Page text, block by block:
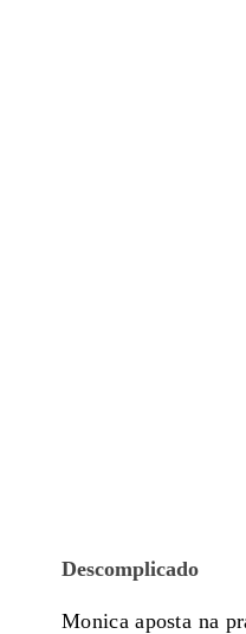
Descomplicado
Monica aposta na